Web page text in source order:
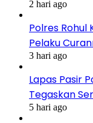
2 hari ago
Polres Rohul
Pelaku
3 hari ago
Lapas Pasir
Tegaskan
5 hari ago